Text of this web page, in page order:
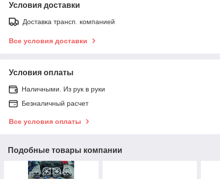
Условия доставки
Доставка трансп. компанией
Все условия доставки
Условия оплаты
Наличными. Из рук в руки
Безналичный расчет
Все условия оплаты
Подобные товары компании